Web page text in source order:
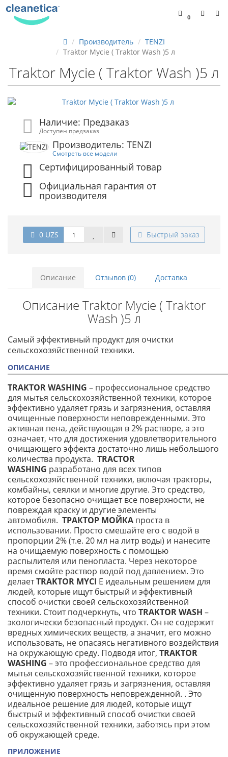
0
Производитель
TENZI
Traktor Mycie ( Traktor Wash )5 л
Traktor Mycie ( Traktor Wash )5 л
Наличие: Предзаказ
Доступен предзаказ
Производитель: TENZI
Смотреть все модели
Сертифицированный товар
Официальная гарантия от
производителя
0 UZS Быстрый заказ
Описание Отзывов (0) Доставка
Описание Traktor Mycie ( Traktor
Wash )5 л
Самый эффективный продукт для очистки
сельскохозяйственной техники.
ОПИСАНИЕ
TRAKTOR WASHING – профессиональное средство
для мытья сельскохозяйственной техники, которое
эффективно удаляет грязь и загрязнения, оставляя
очищенные поверхности неповрежденными. Это
активная пена, действующая в 2% растворе, а это
означает, что для достижения удовлетворительного
очищающего эффекта достаточно лишь небольшого
количества продукта. TRACTOR
WASHING разработано для всех типов
сельскохозяйственной техники, включая тракторы,
комбайны, сеялки и многие другие. Это средство,
которое безопасно очищает все поверхности, не
повреждая краску и другие элементы
автомобиля. ТРАКТОР МОЙКА проста в
использовании. Просто смешайте его с водой в
пропорции 2% (т.е. 20 мл на литр воды) и нанесите
на очищаемую поверхность с помощью
распылителя или пенопласта. Через некоторое
время смойте раствор водой под давлением. Это
делаетTRAKTOR MYCI E идеальным решением для
людей, которые ищут быстрый и эффективный
способ очистки своей сельскохозяйственной
техники. Стоит подчеркнуть, что TRAKTOR WASH –
экологически безопасный продукт. Он не содержит
вредных химических веществ, а значит, его можно
использовать, не опасаясь негативного воздействия
на окружающую среду. Подводя итог, TRAKTOR
WASHING – это профессиональное средство для
мытья сельскохозяйственной техники, которое
эффективно удаляет грязь и загрязнения, оставляя
очищенную поверхность неповрежденной. . Это
идеальное решение для людей, которые ищут
быстрый и эффективный способ очистки своей
сельскохозяйственной техники, заботясь при этом
об окружающей среде.
ПРИЛОЖЕНИЕ